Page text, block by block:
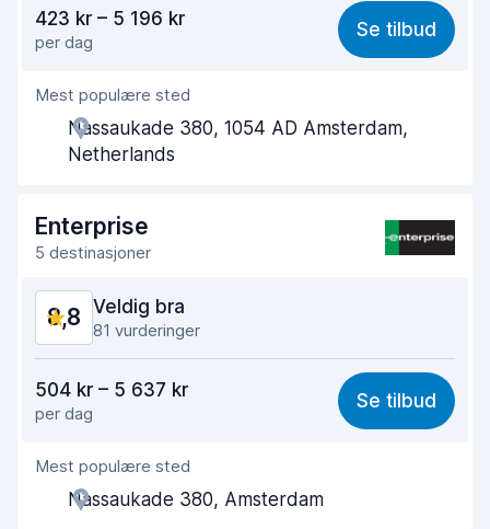
Enkel å finne 8,7
Hjelp og service
Tid brukt på henting
Bilens renslighet 9,0
Bilens tilstand
423 kr – 5 196 kr
per dag
Se tilbud
Mest populære sted
Nassaukade 380, 1054 AD Amsterdam,
Netherlands
Enterprise
5 destinasjoner
8,8 Veldig bra
81 vurderinger
8,3
Enkel å finne 8,6
Hjelp og service
Tid brukt på henting
504 kr – 5 637 kr
per dag
Se tilbud
Mest populære sted
Nassaukade 380, Amsterdam